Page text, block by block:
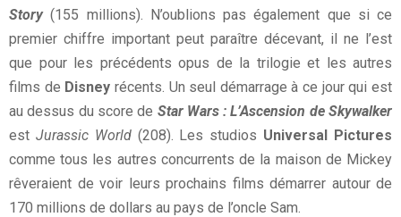
Story (155 millions). N’oublions pas également que si ce
premier chiffre important peut paraître décevant, il ne l’est
que pour les précédents opus de la trilogie et les autres
films de Disney récents. Un seul démarrage à ce jour qui est
au dessus du score de Star Wars : L’Ascension de Skywalker
est Jurassic World(208). Les studios Universal Pictures
comme tous les autres concurrents de la maison de Mickey
rêveraient de voir leurs prochains films démarrer autour de
170 millions de dollars au pays de l’oncle Sam.